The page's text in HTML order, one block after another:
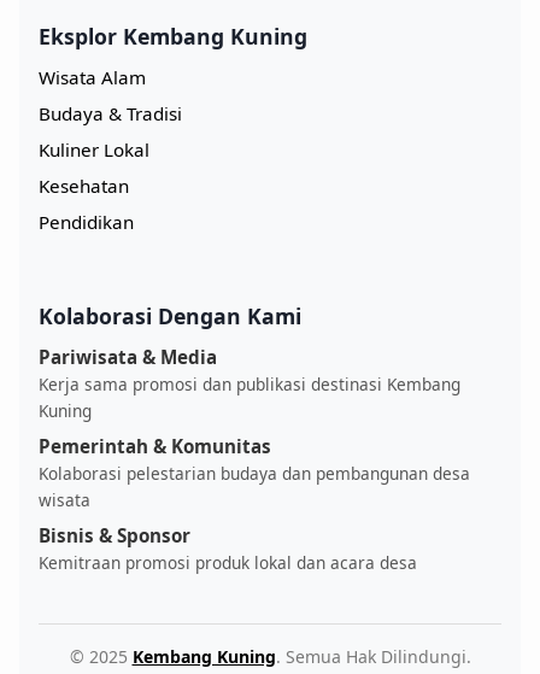
Eksplor Kembang Kuning
Wisata Alam
Budaya & Tradisi
Kuliner Lokal
Kesehatan
Pendidikan
Kolaborasi Dengan Kami
Pariwisata & Media
Kerja sama promosi dan publikasi destinasi Kembang
Kuning
Pemerintah & Komunitas
Kolaborasi pelestarian budaya dan pembangunan desa
wisata
Bisnis & Sponsor
Kemitraan promosi produk lokal dan acara desa
© 2025 Kembang Kuning. Semua Hak Dilindungi.